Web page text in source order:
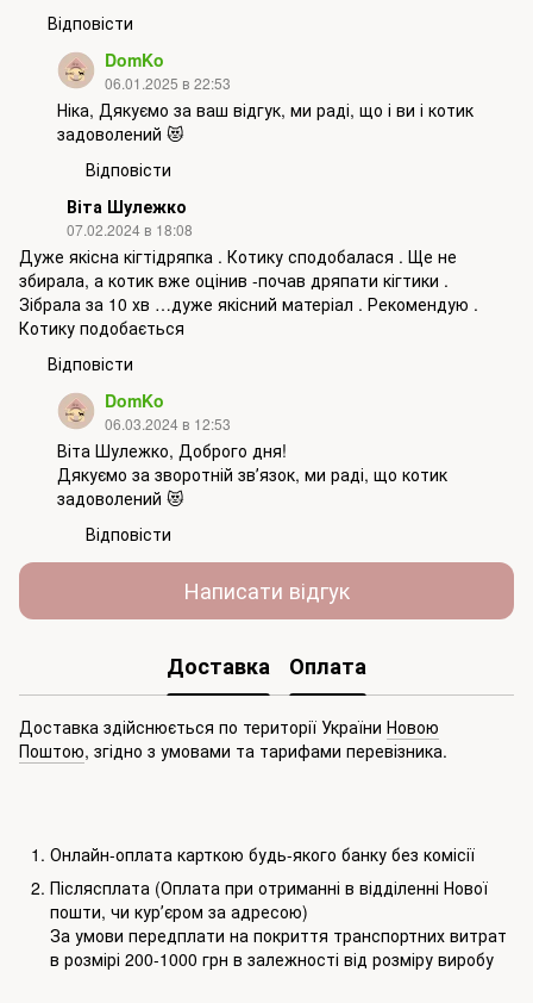
Відповісти
DomKo
06.01.2025 в 22:53
Ніка, Дякуємо за ваш відгук, ми раді, що і ви і котик
задоволений 😻
Відповісти
Віта Шулежко
07.02.2024 в 18:08
Дуже якісна кігтідряпка . Котику сподобалася . Ще не
збирала, а котик вже оцінив -почав дряпати кігтики .
Зібрала за 10 хв …дуже якісний матеріал . Рекомендую .
Котику подобається
Відповісти
DomKo
06.03.2024 в 12:53
Віта Шулежко, Доброго дня!
Дякуємо за зворотній звʼязок, ми раді, що котик
задоволений 😻
Відповісти
Написати відгук
Доставка Оплата
Доставка здійснюється по території України Новою
Поштою, згідно з умовами та тарифами перевізника.
Онлайн-оплата карткою будь-якого банку без комісії
Післясплата (Оплата при отриманні в відділенні Нової
пошти, чи курʼєром за адресою)
За умови передплати на покриття транспортних витрат
в розмірі 200-1000 грн в залежності від розміру виробу